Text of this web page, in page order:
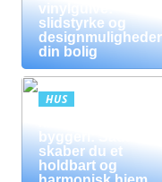
vinylgulve:
slidstyrke og
designmuligheder
din bolig
HUS
byggeri: Sådan
skaber du et
holdbart og